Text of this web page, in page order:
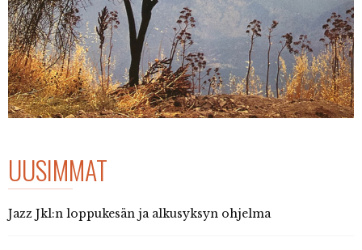
UUSIMMAT
Jazz Jkl:n loppukesän ja alkusyksyn ohjelma